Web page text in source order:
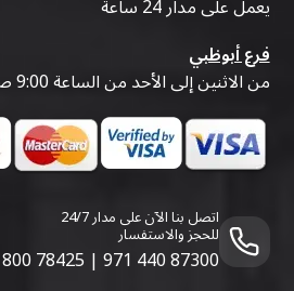
يعمل على مدار 24 ساعة
فرع أبوظبي
من الاثنين إلى الأحد من الساعة 9:00 صباحًا حتى 07:00 مساءً
اتصل بنا الآن على مدار 24/7
للحجز والاستفسار
800 78425 | 971 440 87300